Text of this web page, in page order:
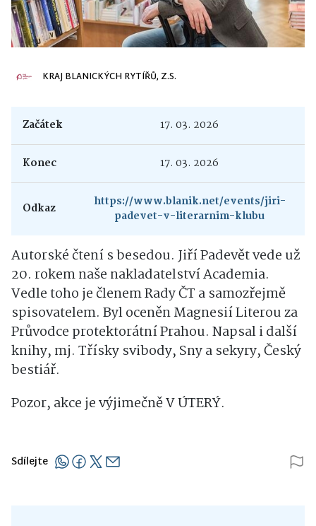
KRAJ BLANICKÝCH RYTÍŘŮ, Z.S.
Začátek 17. 03. 2026
Konec 17. 03. 2026
Odkaz
https://www.blanik.net/events/jiri-
padevet-v-literarnim-klubu
Autorské čtení s besedou. Jiří Padevět vede už
20. rokem naše nakladatelství Academia.
Vedle toho je členem Rady ČT a samozřejmě
spisovatelem. Byl oceněn Magnesií Literou za
Průvodce protektorátní Prahou. Napsal i další
knihy, mj. Třísky svibody, Sny a sekyry, Český
bestiář.
Pozor, akce je výjimečně V ÚTERÝ.
Sdílejte